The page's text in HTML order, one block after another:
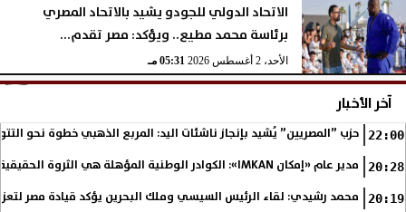
الاتحاد الدولي للجودو يشيد بالاتحاد المصري
برئاسة محمد مطيع.. ويؤكد: مصر تقدم...
الأحد، 2 أغسطس 2026 05:31 مـ
آخر الأخبار
22:00 حزب ”المصريين” يُشيد بإنجاز ناشئات اليد: المربع الذهبي خطوة نحو
20:28 مدير عام «إمكان IMKAN»: الكوادر الوطنية المؤهلة هي الثروة الحقيقية لمستقبل التنمية في مصر
20:19 محمد رشيدي: لقاء الرئيس السيسي وملك البحرين يؤكد قيادة مصر